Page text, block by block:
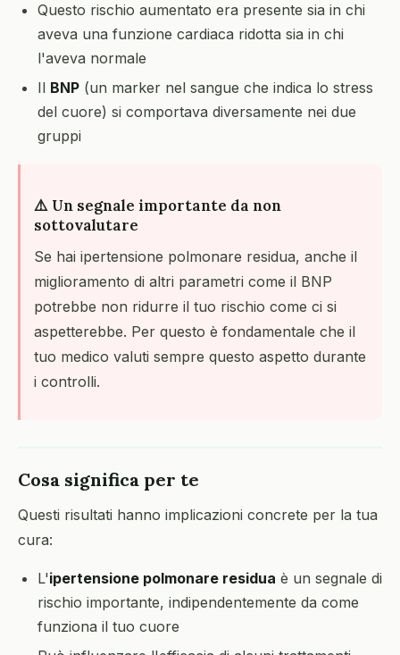
Questo rischio aumentato era presente sia in chi
aveva una funzione cardiaca ridotta sia in chi
l'aveva normale
Il BNP (un marker nel sangue che indica lo stress
del cuore) si comportava diversamente nei due
gruppi
⚠️ Un segnale importante da non
sottovalutare
Se hai ipertensione polmonare residua, anche il
miglioramento di altri parametri come il BNP
potrebbe non ridurre il tuo rischio come ci si
aspetterebbe. Per questo è fondamentale che il
tuo medico valuti sempre questo aspetto durante
i controlli.
Cosa significa per te
Questi risultati hanno implicazioni concrete per la tua
cura:
L'ipertensione polmonare residua è un segnale di
rischio importante, indipendentemente da come
funziona il tuo cuore